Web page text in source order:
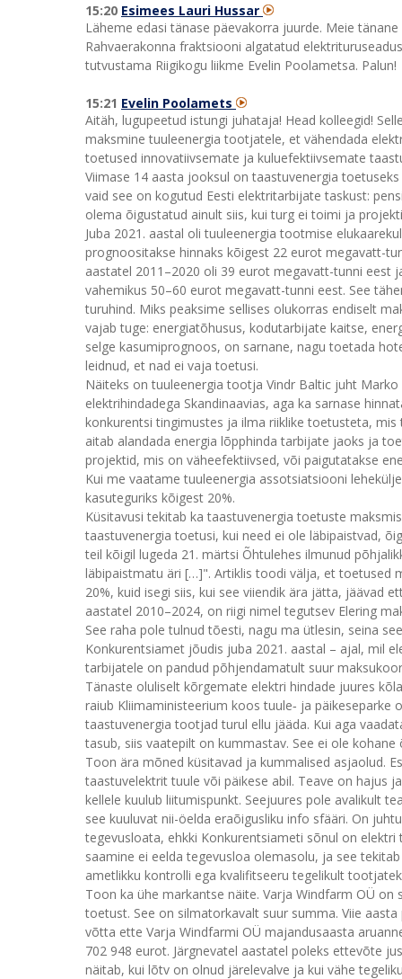
15:20 Esimees Lauri Hussar
Läheme edasi tänase päevakorra juurde. Meie
Rahvaerakonna fraktsiooni algatatud
tutvustama Riigikogu liikme Evelin Poolametsa. Palun!
15:21 Evelin Poolamets
Aitäh, lugupeetud istungi juhataja! Head kolleegid!
maksmine tuuleenergia tootjatele, et vähendada
toetused innovatiivsemate ja kuluefektiivsemate
Viimase 14 aasta jooksul on taastuvenergia
vaid see on kogutud Eesti elektritarbijate taskust:
olema õigustatud ainult siis, kui turg ei toimi ja
Juba 2021. aastal oli tuuleenergia tootmise
prognoositakse hinnaks kõigest 22 eurot megavatt-
aastatel 2011–2020 oli 39 eurot megavatt-tunni eest
vahemikus 50–60 eurot megavatt-tunni eest. See
turuhind. Miks peaksime sellises olukorras endiselt
vajab tuge: energiatõhusus, kodutarbijate kaitse,
selge kasumiprognoos, on sarnane, nagu toetada
leidnud, et nad ei vaja toetusi.
Näiteks on tuuleenergia tootja Vindr Baltic juht
elektrihindadega Skandinaavias, aga ka sarnase
konkurentsi tingimustes ja ilma riiklike toetusteta,
aitab alandada energia lõpphinda tarbijate jaoks ja
projektid, mis on väheefektiivsed, või paigutatakse
Kui me vaatame tuuleenergia assotsiatsiooni
kasuteguriks kõigest 20%.
Küsitavusi tekitab ka taastuvenergia toetuste
taastuvenergia toetusi, kui need ei ole läbipaistvad,
teil kõigil lugeda 21. märtsi Õhtulehes ilmunud
läbipaistmatu äri […]". Artiklis toodi välja, et toetused
20%, kuid isegi siis, kui see viiendik ära jätta, jäävad
aastatel 2010–2024, on riigi nimel tegutsev Elering
See raha pole tulnud tõesti, nagu ma ütlesin, seina
Konkurentsiamet jõudis juba 2021. aastal – ajal, mil
tarbijatele on pandud põhjendamatult suur
Tänaste oluliselt kõrgemate elektri hindade juures
raiub Kliimaministeerium koos tuule‑ ja
taastuvenergia tootjad turul ellu jääda. Kui aga
tasub, siis vaatepilt on kummastav. See ei ole
Toon ära mõned küsitavad ja kummalised asjaolud.
taastuvelektrit tuule või päikese abil. Teave on hajus
kellele kuulub liitumispunkt. Seejuures pole avalikult
see kuuluvat nii-öelda eraõigusliku info sfääri. On
tegevusloata, ehkki Konkurentsiameti sõnul on
saamine ei eelda tegevusloa olemasolu, ja see
ametlikku kontrolli ega kvalifitseeru tegelikult
Toon ka ühe markantse näite. Varja Windfarm OÜ
toetust. See on silmatorkavalt suur summa. Viie
võtta ette Varja Windfarmi OÜ majandusaasta
702 948 eurot. Järgnevatel aastatel poleks ettevõte
näitab, kui lõtv on olnud järelevalve ja kui vähe